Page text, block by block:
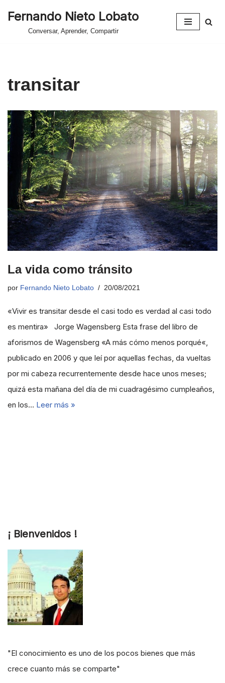
Fernando Nieto Lobato
Conversar, Aprender, Compartir
transitar
La vida como tránsito
por Fernando Nieto Lobato 20/08/2021
«Vivir es transitar desde el casi todo es verdad al casi todo
es mentira» Jorge Wagensberg Esta frase del libro de
aforismos de Wagensberg «A más cómo menos porqué«,
publicado en 2006 y que leí por aquellas fechas, da vueltas
por mi cabeza recurrentemente desde hace unos meses;
quizá esta mañana del día de mi cuadragésimo cumpleaños,
en los… Leer más »
¡ Bienvenidos !
"El conocimiento es uno de los pocos bienes que más
crece cuanto más se comparte"